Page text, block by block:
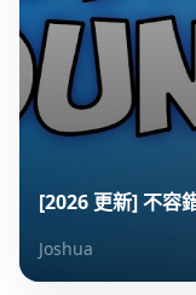
[2026 更新] 不容
Joshua